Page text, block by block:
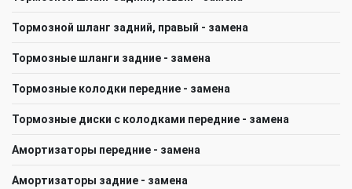
Тормозной шланг задний, правый - замена
Тормозные шланги задние - замена
Тормозные колодки передние - замена
Тормозные диски с колодками передние - замена
Амортизаторы передние - замена
Амортизаторы задние - замена